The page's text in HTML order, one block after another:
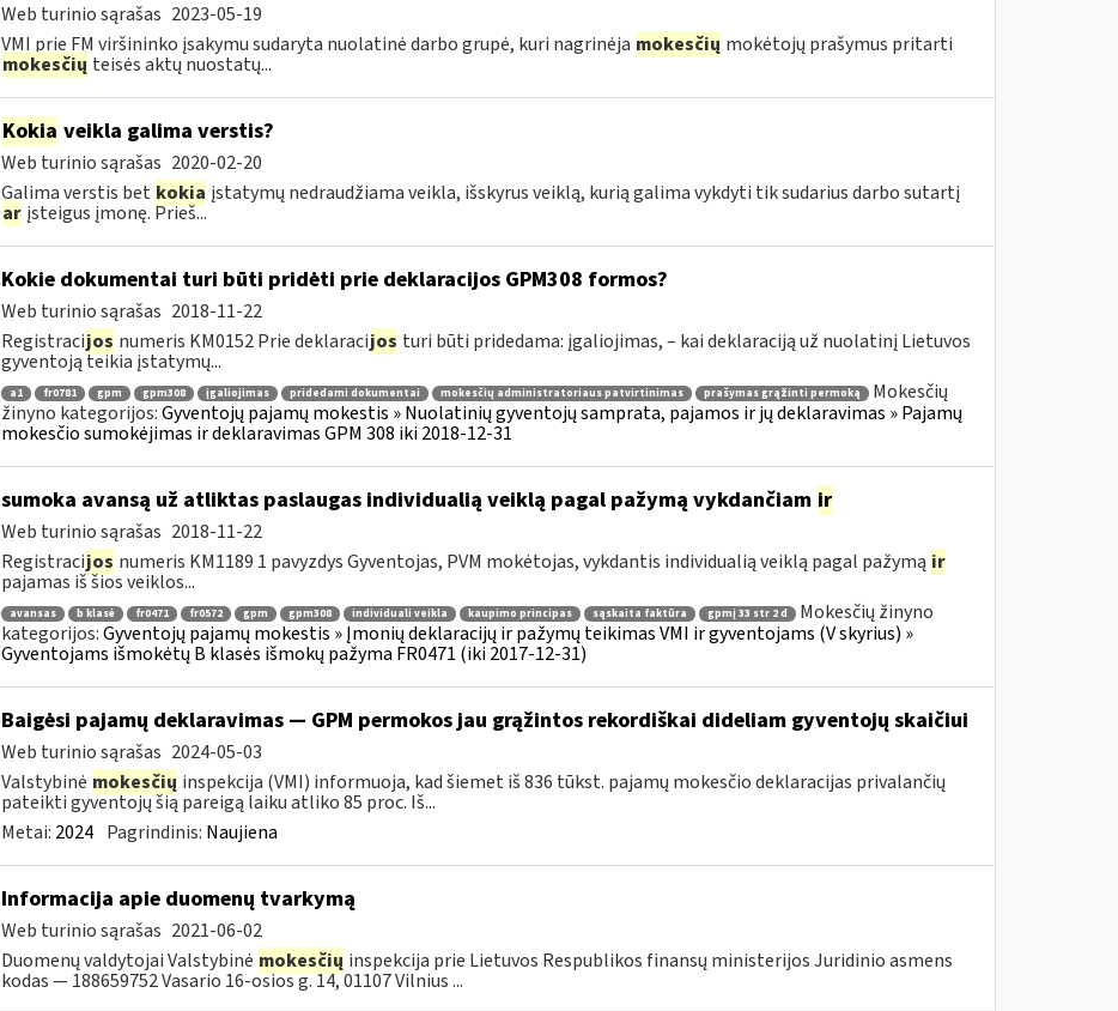
Web turinio sąrašas 2023-05-19
VMI prie FM viršininko įsakymu sudaryta nuolatinė darbo grupė, kuri nagrinėja mokesčių mokėtojų prašymus pritarti
mokesčių teisės aktų nuostatų...
Kokia veikla galima verstis?
Web turinio sąrašas 2020-02-20
Galima verstis bet kokia įstatymų nedraudžiama veikla, išskyrus veiklą, kurią galima vykdyti tik sudarius darbo sutartį
ar įsteigus įmonę. Prieš...
Kokie dokumentai turi būti pridėti prie deklaracijos GPM308 formos?
Web turinio sąrašas 2018-11-22
Registracijos numeris KM0152 Prie deklaracijos turi būti pridedama: įgaliojimas, – kai deklaraciją už nuolatinį Lietuvos
gyventoją teikia įstatymų...
a1 fr0781 gpm gpm308 įgaliojimas pridedami dokumentai mokesčių administratoriaus patvirtinimas prašymas grąžinti permoką
Mokesčių
žinyno kategorijos:Gyventojų pajamų mokestis » Nuolatinių gyventojų samprata, pajamos ir jų deklaravimas » Pajamų
mokesčio sumokėjimas ir deklaravimas GPM 308 iki 2018-12-31
sumoka avansą už atliktas paslaugas individualią veiklą pagal pažymą vykdančiam ir
Web turinio sąrašas 2018-11-22
Registracijos numeris KM1189 1 pavyzdys Gyventojas, PVM mokėtojas, vykdantis individualią veiklą pagal pažymą ir
pajamas iš šios veiklos...
avansas b klasė fr0471 fr0572 gpm gpm308 individuali veikla kaupimo principas sąskaita faktūra gpmį 33 str 2 d
Mokesčių žinyno
kategorijos:Gyventojų pajamų mokestis » Įmonių deklaracijų ir pažymų teikimas VMI ir gyventojams (V skyrius) »
Gyventojams išmokėtų B klasės išmokų pažyma FR0471 (iki 2017-12-31)
Baigėsi pajamų deklaravimas — GPM permokos jau grąžintos rekordiškai dideliam gyventojų skaičiui
Web turinio sąrašas 2024-05-03
Valstybinė mokesčių inspekcija (VMI) informuoja, kad šiemet iš 836 tūkst. pajamų mokesčio deklaracijas privalančių
pateikti gyventojų šią pareigą laiku atliko 85 proc. Iš...
Metai: 2024 Pagrindinis: Naujiena
Informacija apie duomenų tvarkymą
Web turinio sąrašas 2021-06-02
Duomenų valdytojai Valstybinė mokesčių inspekcija prie Lietuvos Respublikos finansų ministerijos Juridinio asmens
kodas — 188659752 Vasario 16-osios g. 14, 01107 Vilnius ...